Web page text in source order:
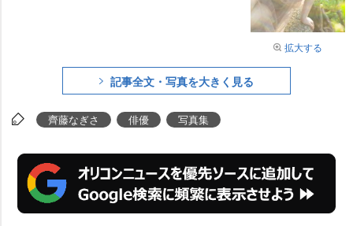
拡大する
記事全文・写真を大きく見る
齊藤なぎさ 俳優 写真集